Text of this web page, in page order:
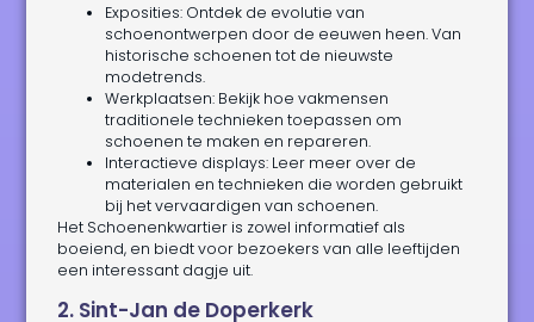
Exposities: Ontdek de evolutie van
schoenontwerpen door de eeuwen heen. Van
historische schoenen tot de nieuwste
modetrends.
Werkplaatsen: Bekijk hoe vakmensen
traditionele technieken toepassen om
schoenen te maken en repareren.
Interactieve displays: Leer meer over de
materialen en technieken die worden gebruikt
bij het vervaardigen van schoenen.
Het Schoenenkwartier is zowel informatief als
boeiend, en biedt voor bezoekers van alle leeftijden
een interessant dagje uit.
2. Sint-Jan de Doperkerk